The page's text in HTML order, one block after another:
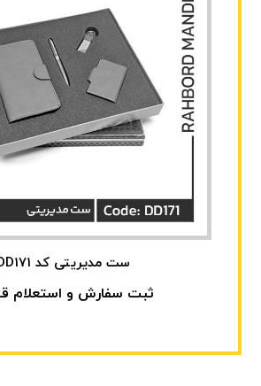
ست مدیریتی کد DD171
ثبت سفارش و استعلام